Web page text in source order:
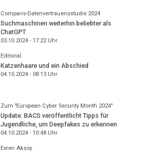
Comparis-Datenvertrauensstudie 2024
Suchmaschinen weiterhin beliebter als
ChatGPT
03.10.2024 - 17:22Uhr
Editorial
Katzenhaare und ein Abschied
04.10.2024 - 08:13Uhr
Zum "European Cyber Security Month 2024"
Update: BACS veröffentlicht Tipps für
Jugendliche, um Deepfakes zu erkennen
04.10.2024 - 10:48Uhr
Evren Aksoy